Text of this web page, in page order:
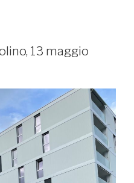
13 maggio